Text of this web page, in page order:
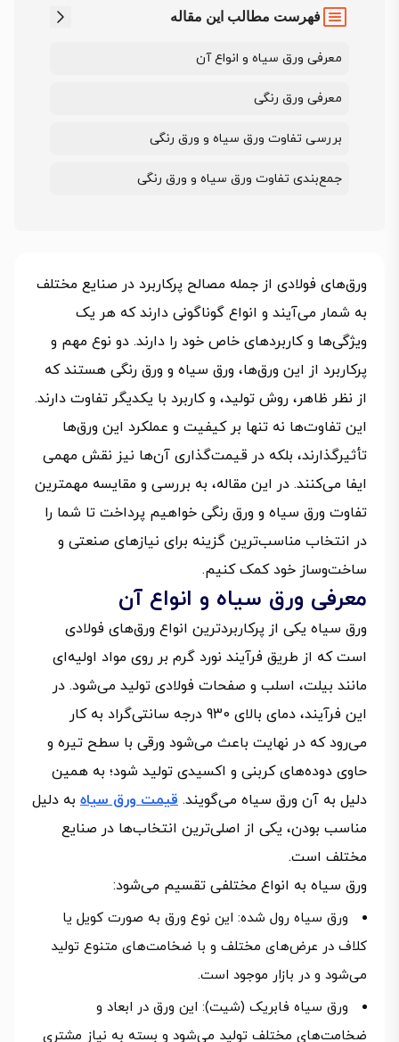
فهرست مطالب این مقاله
معرفی ورق سیاه و انواع آن
معرفی ورق رنگی
بررسی تفاوت ورق سیاه و ورق رنگی
جمع‌بندی تفاوت ورق سیاه و ورق رنگی
ورق‌های فولادی از جمله مصالح پرکاربرد در صنایع مختلف
به شمار می‌آیند و انواع گوناگونی دارند که هر یک
ویژگی‌ها و کاربردهای خاص خود را دارند. دو نوع مهم و
پرکاربرد از این ورق‌ها، ورق سیاه و ورق رنگی هستند که
از نظر ظاهر، روش تولید، و کاربرد با یکدیگر تفاوت دارند.
این تفاوت‌ها نه تنها بر کیفیت و عملکرد این ورق‌ها
تأثیرگذارند، بلکه در قیمت‌گذاری آن‌ها نیز نقش مهمی
ایفا می‌کنند. در این مقاله، به بررسی و مقایسه مهمترین
تفاوت ورق سیاه و ورق رنگی خواهیم پرداخت تا شما را
در انتخاب مناسب‌ترین گزینه برای نیازهای صنعتی و
ساخت‌وساز خود کمک کنیم.
معرفی ورق سیاه و انواع آن
ورق سیاه یکی از پرکاربردترین انواع ورق‌های فولادی
است که از طریق فرآیند نورد گرم بر روی مواد اولیه‌ای
مانند بیلت، اسلب و صفحات فولادی تولید می‌شود. در
این فرآیند، دمای بالای 930 درجه سانتی‌گراد به کار
می‌رود که در نهایت باعث می‌شود ورقی با سطح تیره و
حاوی دوده‌های کربنی و اکسیدی تولید شود؛ به همین
دلیل به آن ورق سیاه می‌گویند. قیمت ورق سیاه به دلیل
مناسب بودن، یکی از اصلی‌ترین انتخاب‌ها در صنایع
مختلف است.
ورق سیاه به انواع مختلفی تقسیم می‌شود:
ورق سیاه رول شده: این نوع ورق به صورت کویل یا
کلاف در عرض‌های مختلف و با ضخامت‌های متنوع تولید
می‌شود و در بازار موجود است.
ورق سیاه فابریک (شیت): این ورق در ابعاد و
ضخامت‌های مختلف تولید می‌شود و بسته به نیاز مشتری